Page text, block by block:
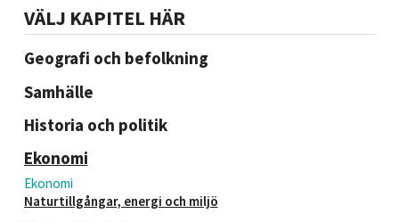
VÄLJ KAPITEL HÄR
Geografi och befolkning
Samhälle
Historia och politik
Ekonomi
Ekonomi
Naturtillgångar, energi och miljö